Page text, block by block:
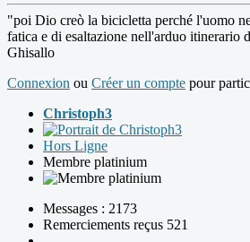
"poi Dio creò la bicicletta perché l'uomo
fatica e di esaltazione nell'arduo itinerario
Ghisallo
Connexion ou Créer un compte pour
Christoph3
Hors Ligne
Membre platinium
Messages : 2173
Remerciements reçus 521